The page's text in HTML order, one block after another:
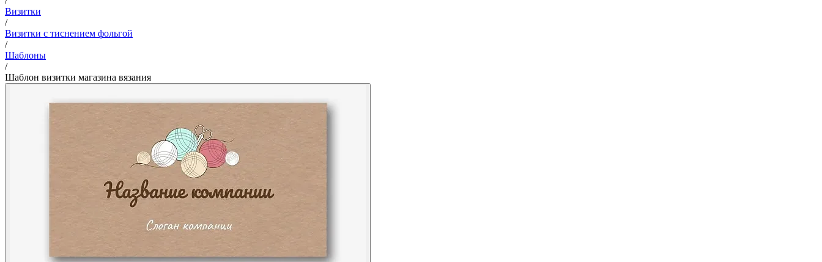
Визитки
/
Визитки с тиснением фольгой
/
Шаблоны
/
Шаблон визитки магазина вязания